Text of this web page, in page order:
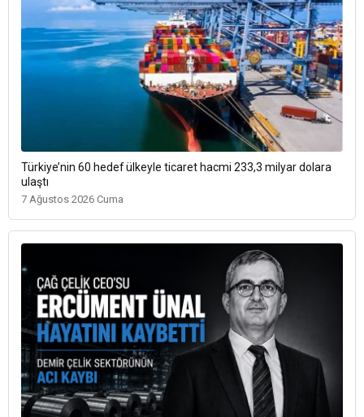
Türkiye’nin 60 hedef ülkeyle ticaret hacmi 233,3 milyar dolara
ulaştı
7 Ağustos 2026 Cuma